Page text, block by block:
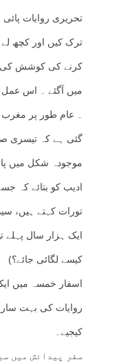
تحریری روایات
ترک کیں اور کچھ لے
کرنے کی کوشش کی۔
میں آگئے ۔ اس عمل
۔ عام طور پر
گئی ہے کہ تیسری
موجودہ شکل میں
ادیب کو بتائے کہ
تورات کہتے ہیں،
ایک ہزار سال پہلے
کیسے لگائی جائے؟)
اسفار خمسہ میں
روایات کی بہت
کیجیے۔
سفرِ پیدائش میں